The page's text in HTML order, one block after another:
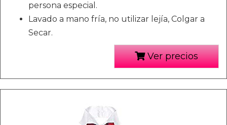
persona especial.
Lavado a mano fría, no utilizar lejía, Colgar a
Secar.
Ver precios